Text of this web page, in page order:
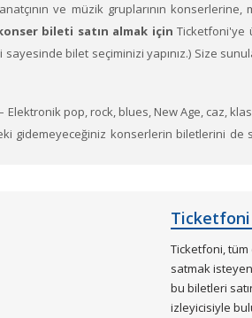
ve müzik gruplarının
bileti satın almak içinTicketfoni'ye
bilet seçiminizi yapınız.) Size
pop, rock, blues, New Age, caz,
gidemeyeceğiniz konserlerin biletlerini de
Ticketfoni
Ticketfoni,
satmak
bu biletleri
izleyicisiyle